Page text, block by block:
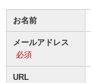
お名前
メールアドレス
必須
URL